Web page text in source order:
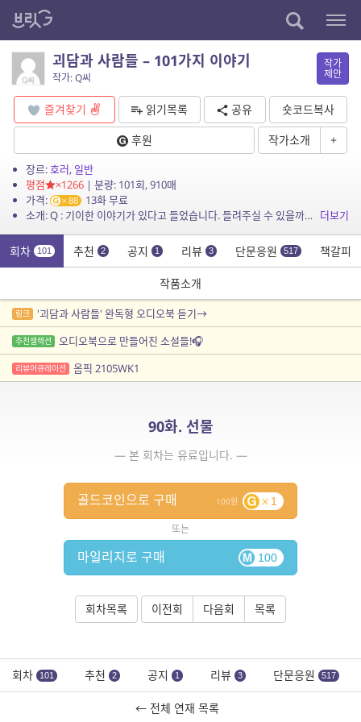
괴담과 사람들 – 101가지 이야기
작가: Q씨
작가
제안
즐겨찾기 읽기목록 공유
숏코드복사
후원
작가소개 +
장르:호러, 일반
평점
×1266| 분량: 101회, 910매
가격:
88
13화 무료
소개: Q : 기이한 이야기가 있다고 들었습니다. 들려주실 수 있을까요? 더보기
회차 101 추천 2 공지 1 리뷰 3 단문응원 517 책갈피
작품소개
링크 '괴담과 사람들' 완독형 오디오북 듣기→
추천셀렉션 오디오북으로 만들어진 소설들!🎧
리뷰어큐레이션 옴픽 2105WK1
90화. 선물
— 본 회차는 유료입니다. —
100 1
골드코인으로 구매
또는
100
마일리지로 구매
회차목록 이전회 다음회 목록
회차 101 추천 2 공지 1 리뷰 3 단문응원 517
← 전체 연재 목록